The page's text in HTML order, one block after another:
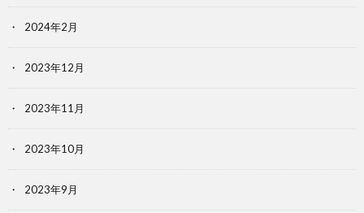
2024年2月
2023年12月
2023年11月
2023年10月
2023年9月